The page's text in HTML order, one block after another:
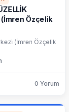
(İmren Özçelik
(İmren Özçeli̇k
0 Yorum